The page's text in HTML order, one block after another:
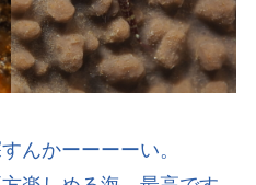
んかーーーーい。